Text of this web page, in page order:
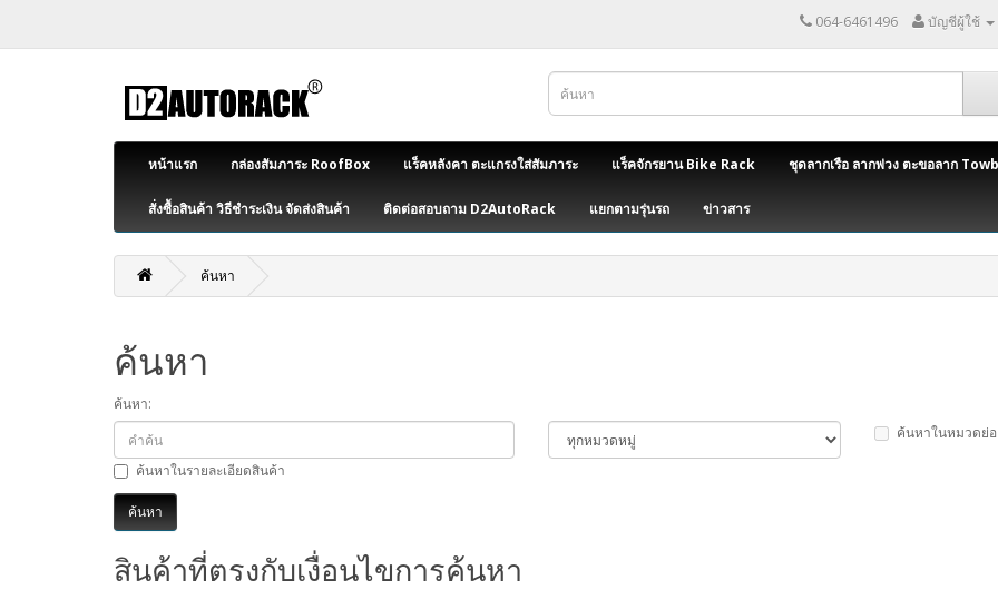
064-6461496 บัญชีผู้ใช้
หน้าแรก กล่องสัมภาระ RoofBox แร็คหลังคา ตะแกรงใส่สัมภาระ แร็คจักรยาน Bike Rack ชุดลากเรือ ลากพ่วง ตะขอลาก
สั่งซื้อสินค้า วิธีชำระเงิน จัดส่งสินค้า ติดต่อสอบถาม D2AutoRack แยกตามรุ่นรถ ข่าวสาร
ค้นหา
ค้นหา
ค้นหา:
ค้นหาในหมวดย่
ค้นหาในรายละเอียดสินค้า
สินค้าที่ตรงกับเงื่อนไขการค้นหา